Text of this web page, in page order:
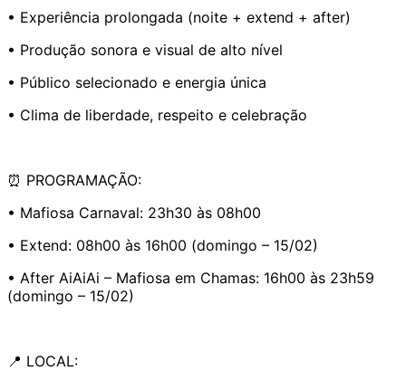
• Experiência prolongada (noite + extend + after)
• Produção sonora e visual de alto nível
• Público selecionado e energia única
• Clima de liberdade, respeito e celebração
⏰ PROGRAMAÇÃO:
• Mafiosa Carnaval: 23h30 às 08h00
• Extend: 08h00 às 16h00 (domingo – 15/02)
• After AiAiAi – Mafiosa em Chamas: 16h00 às 23h59
(domingo – 15/02)
📍 LOCAL: